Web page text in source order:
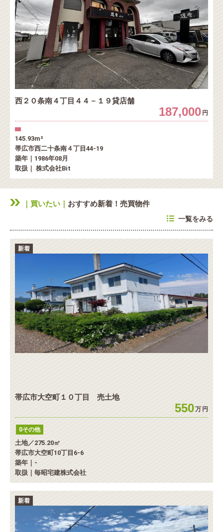
西２０条南４丁目４４－１９貸店舗
187,000 円
145.93m²
帯広市西二十条南４丁目44-19
築年｜1986年08月
取扱｜ 株式会社Bit
｜買いたい｜ おすすめ新着！売買物件
一覧をみる
新着
帯広市大空町１０丁目 売土地
550万 円
0その他
土地／275.20㎡
帯広市大空町10丁目6-6
築年｜-
取扱｜毎昭宅建株式会社
新着